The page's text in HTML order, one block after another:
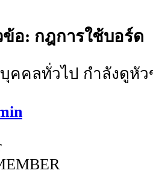
อ: กฎการใช้บอร์ด
คคลทั่วไป กำลังดูหั